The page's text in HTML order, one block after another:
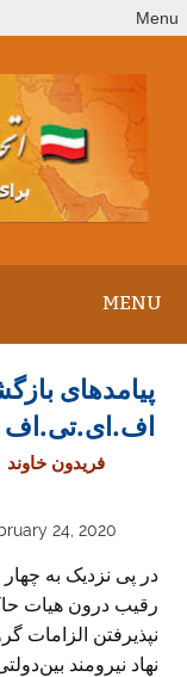
to
Menu
MENU
پیامدهای
اف.ای.تی.اف
فریدون خاوند
24, 2020
در پی نزدیک به
رقیب درون هیات
نپذیرفتن الزامات
نهاد نیرومند